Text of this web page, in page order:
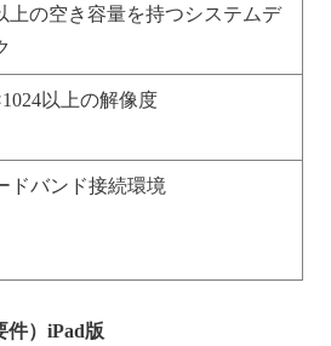
上の空き容量を持つシステムデ
以上の解像度
ドバンド接続環境
件）iPad版